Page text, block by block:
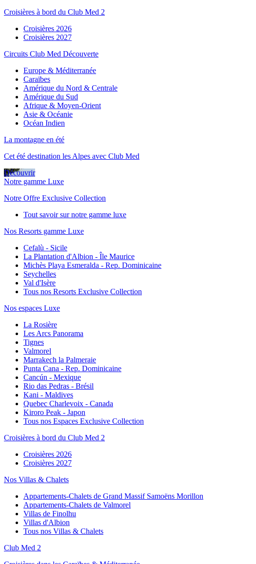
Croisières à bord du Club Med 2
Croisières 2026
Croisières 2027
Circuits Club Med Découverte
Europe & Méditerranée
Caraïbes
Amérique du Nord & Centrale
Amérique du Sud
Afrique & Moyen-Orient
Asie & Océanie
Océan Indien
La montagne en été
Cet été destination les Alpes avec Club Med
Découvrir
Notre gamme Luxe
Notre Offre Exclusive Collection
Tout savoir sur notre gamme luxe
Nos Resorts gamme Luxe
Cefalù - Sicile
La Plantation d'Albion - Île Maurice
Michès Playa Esmeralda - Rep. Dominicaine
Seychelles
Val d'Isère
Tous nos Resorts Exclusive Collection
Nos espaces Luxe
La Rosière
Les Arcs Panorama
Tignes
Valmorel
Marrakech la Palmeraie
Punta Cana - Rep. Dominicaine
Cancún - Mexique
Rio das Pedras - Brésil
Kani - Maldives
Quebec Charlevoix - Canada
Kiroro Peak - Japon
Tous nos Espaces Exclusive Collection
Croisières à bord du Club Med 2
Croisières 2026
Croisières 2027
Nos Villas & Chalets
Appartements-Chalets de Grand Massif Samoëns Morillon
Appartements-Chalets de Valmorel
Villas de Finolhu
Villas d'Albion
Tous nos Villas & Chalets
Club Med 2